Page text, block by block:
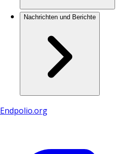
Nachrichten und Berichte
Endpolio.org